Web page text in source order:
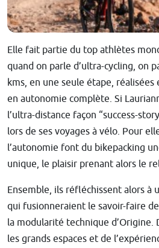
Elle fait partie du top athlètes
quand on parle d’ultra-cycling, on
kms, en une seule étape,
en autonomie complète. Si
l’ultra-distance façon “success-
lors de ses voyages à vélo. Pour
l’autonomie font du bikepacking
unique, le plaisir prenant alors le
Ensemble, ils réfléchissent alors à
qui fusionneraient le savoir-faire
la modularité technique d’Origine.
les grands espaces et de